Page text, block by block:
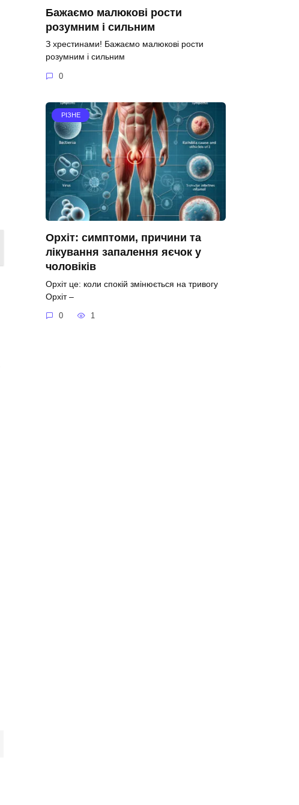
Бажаємо малюкові рости
розумним і сильним
З хрестинами! Бажаємо малюкові рости
розумним і сильним
0
РІЗНЕ
Орхіт: симптоми, причини та
лікування запалення яєчок у
чоловіків
Орхіт це: коли спокій змінюється на тривогу
Орхіт –
0 1